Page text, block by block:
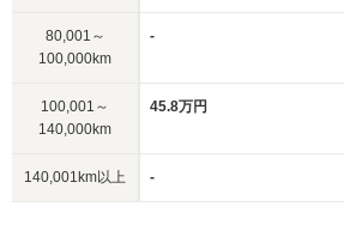
80,001～
100,000km
-
100,001～
140,000km
45.8万円
140,001km以上 -